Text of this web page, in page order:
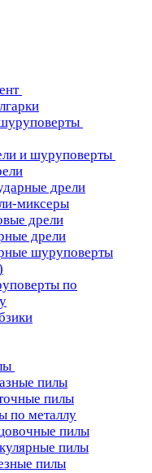
и шуруповерты
дрели
миксеры
дрели
дрели
шуруповерты
по
пилы
пилы
по металлу
пилы
пилы
пилы